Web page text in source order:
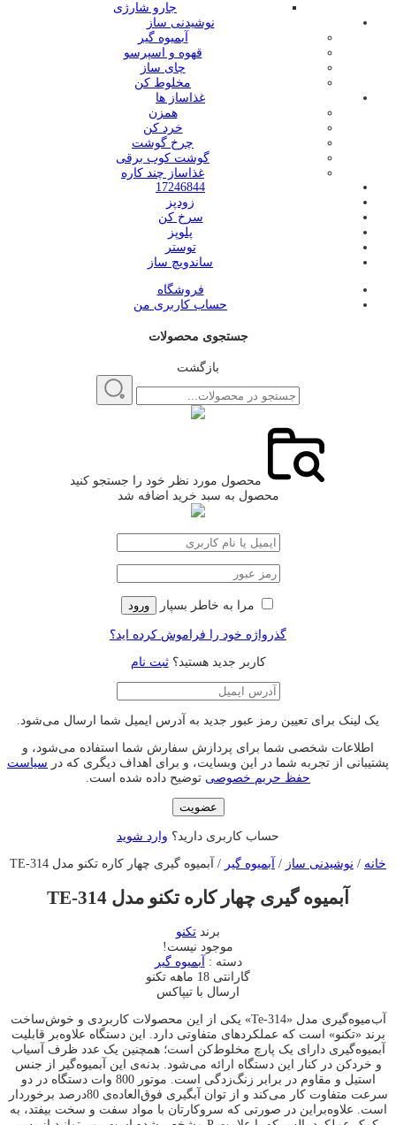
جارو شارژی
نوشیدنی ساز
آبمیوه گیر
قهوه و اسپرسو
چای ساز
مخلوط کن
غذاساز ها
همزن
خرد کن
چرخ گوشت
گوشت کوب برقی
غذاساز چند کاره
17246844
زودپز
سرخ کن
پلوپز
توستر
ساندویچ ساز
فروشگاه
حساب کاربری من
جستجوی محصولات
بازگشت
محصول مورد نظر خود را جستجو کنید
محصول به سبد خرید اضافه شد
مرا به خاطر بسپار ورود
گذرواژه خود را فراموش کرده اید؟
کاربر جدید هستید؟ثبت نام
یک لینک برای تعیین رمز عبور جدید به آدرس ایمیل شما ارسال می‌شود.
اطلاعات شخصی شما برای پردازش سفارش شما استفاده می‌شود، و
پشتیبانی از تجربه شما در این وبسایت، و برای اهداف دیگری که در سیاست
حفظ حریم خصوصی توضیح داده شده است.
عضویت
حساب کاربری دارید؟ وارد شوید
خانه / نوشیدنی ساز / آبمیوه گیر / آبمیوه گیری چهار کاره تکنو مدل TE-314
آبمیوه گیری چهار کاره تکنو مدل TE-314
برند تکنو
موجود نیست!
دسته :
آبمیوه گیر
گارانتی 18 ماهه تکنو
ارسال با تیپاکس
آب‌میوه‌گیری‌ ‌مدل «Te-314» یکی از این محصولات کاربردی و خوش‌ساخت
برند «تکنو» است که عملکردهای متفاوتی دارد. این دستگاه علاوه‌بر قابلیت
آبمیوه‌گیری دارای یک پارچ مخلوط‌کن است؛ همچنین یک عدد ظرف آسیاب
و خردکن در کنار این دستگاه ارائه می‌شود. بدنه‌ی این آبمیوه‌گیر از جنس
استیل و مقاوم در برابر زنگ‌زدگی است. موتور 800 وات دستگاه در دو
سرعت متفاوت کار می‌کند و از توان آبگیری فوق‌العاده‌ی 80درصد برخوردار
است. علاوه‌براین در صورتی که سروکارتان با مواد سفت و سخت‌ بیفتد، به